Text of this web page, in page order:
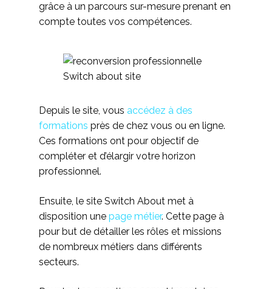
grâce à un parcours sur-mesure prenant en
compte toutes vos compétences.
Depuis le site, vous accédez à des
formations près de chez vous ou en ligne.
Ces formations ont pour objectif de
compléter et d’élargir votre horizon
professionnel.
Ensuite, le site Switch About met à
disposition une page métier. Cette page à
pour but de détailler les rôles et missions
de nombreux métiers dans différents
secteurs.